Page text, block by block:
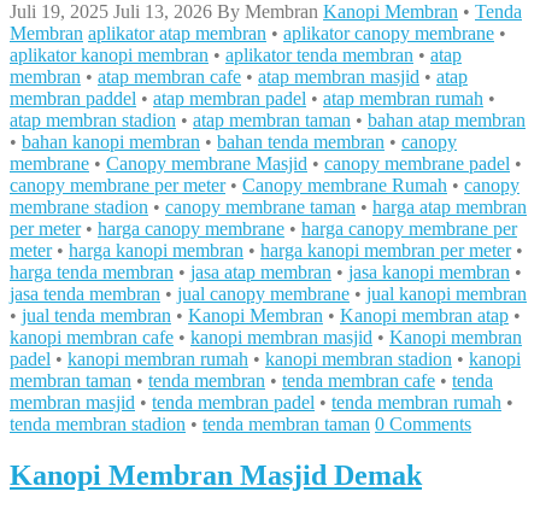
Juli 19, 2025 Juli 13, 2026 By Membran Kanopi Membran • Tenda
Membran aplikator atap membran • aplikator canopy membrane •
aplikator kanopi membran • aplikator tenda membran • atap
membran • atap membran cafe • atap membran masjid • atap
membran paddel • atap membran padel • atap membran rumah •
atap membran stadion • atap membran taman • bahan atap membran
• bahan kanopi membran • bahan tenda membran • canopy
membrane • Canopy membrane Masjid • canopy membrane padel •
canopy membrane per meter• Canopy membrane Rumah • canopy
membrane stadion • canopy membrane taman • harga atap membran
per meter• harga canopy membrane • harga canopy membrane per
meter• harga kanopi membran • harga kanopi membran per meter•
harga tenda membran • jasa atap membran • jasa kanopi membran •
jasa tenda membran • jual canopy membrane • jual kanopi membran
• jual tenda membran • Kanopi Membran • Kanopi membran atap •
kanopi membran cafe • kanopi membran masjid • Kanopi membran
padel • kanopi membran rumah • kanopi membran stadion • kanopi
membran taman • tenda membran • tenda membran cafe • tenda
membran masjid • tenda membran padel • tenda membran rumah •
tenda membran stadion • tenda membran taman 0 Comments
Kanopi Membran Masjid Demak